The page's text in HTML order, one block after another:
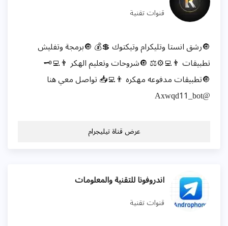
قنوات تقنية
🔘رشق انستا وتليكرام وتيكتوك 💲💰 🔘برمجة وتفليش
تطبيقات 👨‍💻⚙️⚖️ 🔘شروحات وتعليم الهكر 👨‍💻🗝️
🔘تطبيقات مدفوعه مهكره 👨‍💻📥 تواصل معي هنا
@Axwqd11_bot
عرض قناة تيليجرام
اندروفونا للتقنية والمعلومات
قنوات تقنية